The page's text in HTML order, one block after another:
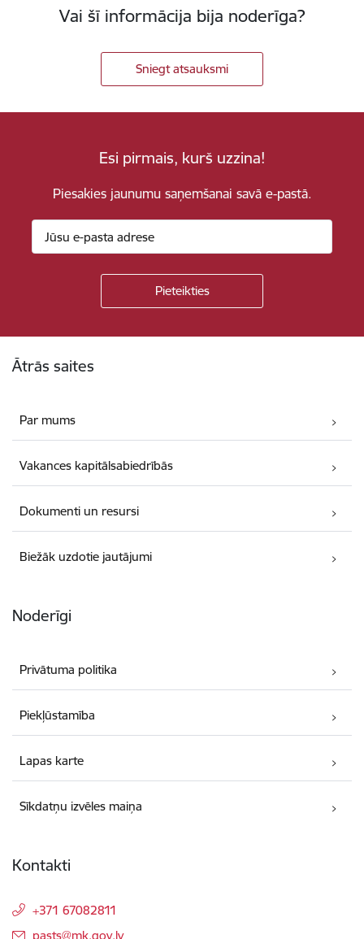
Vai šī informācija bija noderīga?
Sniegt atsauksmi
Esi pirmais, kurš uzzina!
Piesakies jaunumu saņemšanai savā e-pastā.
Ātrās saites
Par mums
Vakances kapitālsabiedrībās
Dokumenti un resursi
Biežāk uzdotie jautājumi
Noderīgi
Privātuma politika
Piekļūstamība
Lapas karte
Sīkdatņu izvēles maiņa
Kontakti
+371 67082811
E-pasts:
pasts@mk.gov.lv